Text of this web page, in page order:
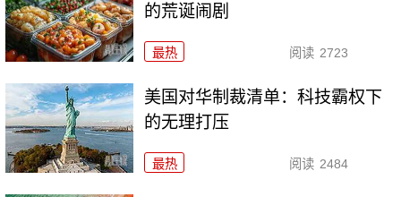
的荒诞闹剧
最热 阅读 2723
美国对华制裁清单：科技霸权下
的无理打压
最热 阅读 2484